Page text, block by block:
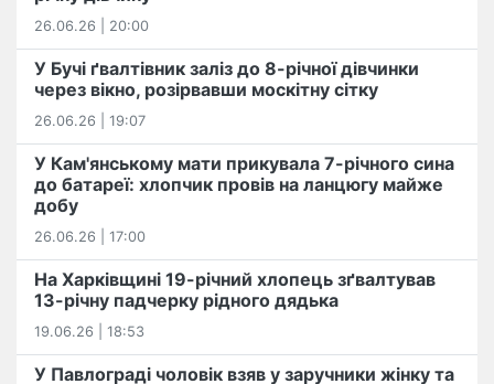
26.06.26 | 20:00
У Бучі ґвалтівник заліз до 8-річної дівчинки
через вікно, розірвавши москітну сітку
26.06.26 | 19:07
У Кам'янському мати прикувала 7-річного сина
до батареї: хлопчик провів на ланцюгу майже
добу
26.06.26 | 17:00
На Харківщині 19-річний хлопець​ ️зґвалтував
13-річну падчерку рідного дядька
19.06.26 | 18:53
У Павлограді чоловік взяв у заручники жінку та